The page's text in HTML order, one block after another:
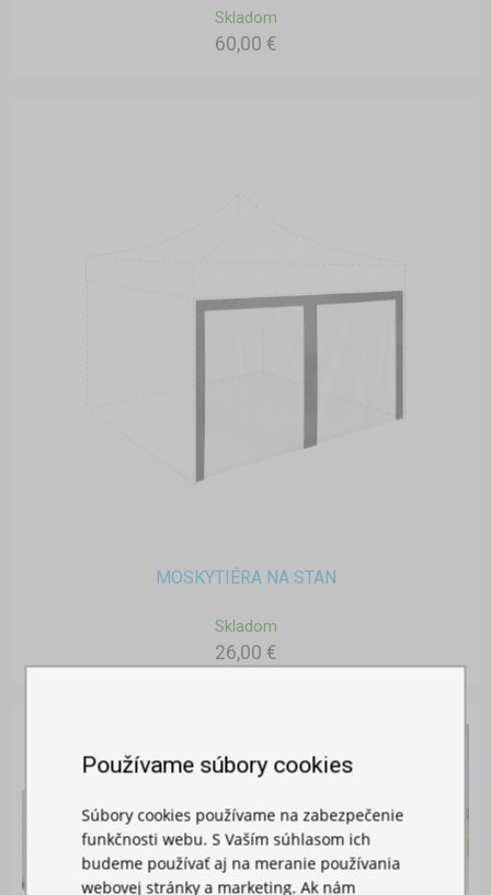
Skladom
60,00 €
MOSKYTIÉRA NA STAN
Skladom
26,00 €
Používame súbory cookies
Súbory cookies používame na zabezpečenie
funkčnosti webu. S Vaším súhlasom ich
budeme používať aj na meranie používania
webovej stránky a marketing. Ak nám